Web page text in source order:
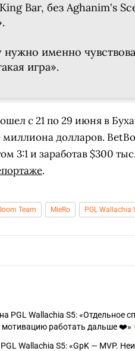
Bar, без Aghanim's
нужно именно
игра».
с 21 по 29 июня в
долларов.
3:1 и заработав $300
.
Team MieRo PGL Wallachia
PGL Wallachia S5: «Отдельное
работать дальше ❤️»
Wallachia S5: «GpK — MVP.